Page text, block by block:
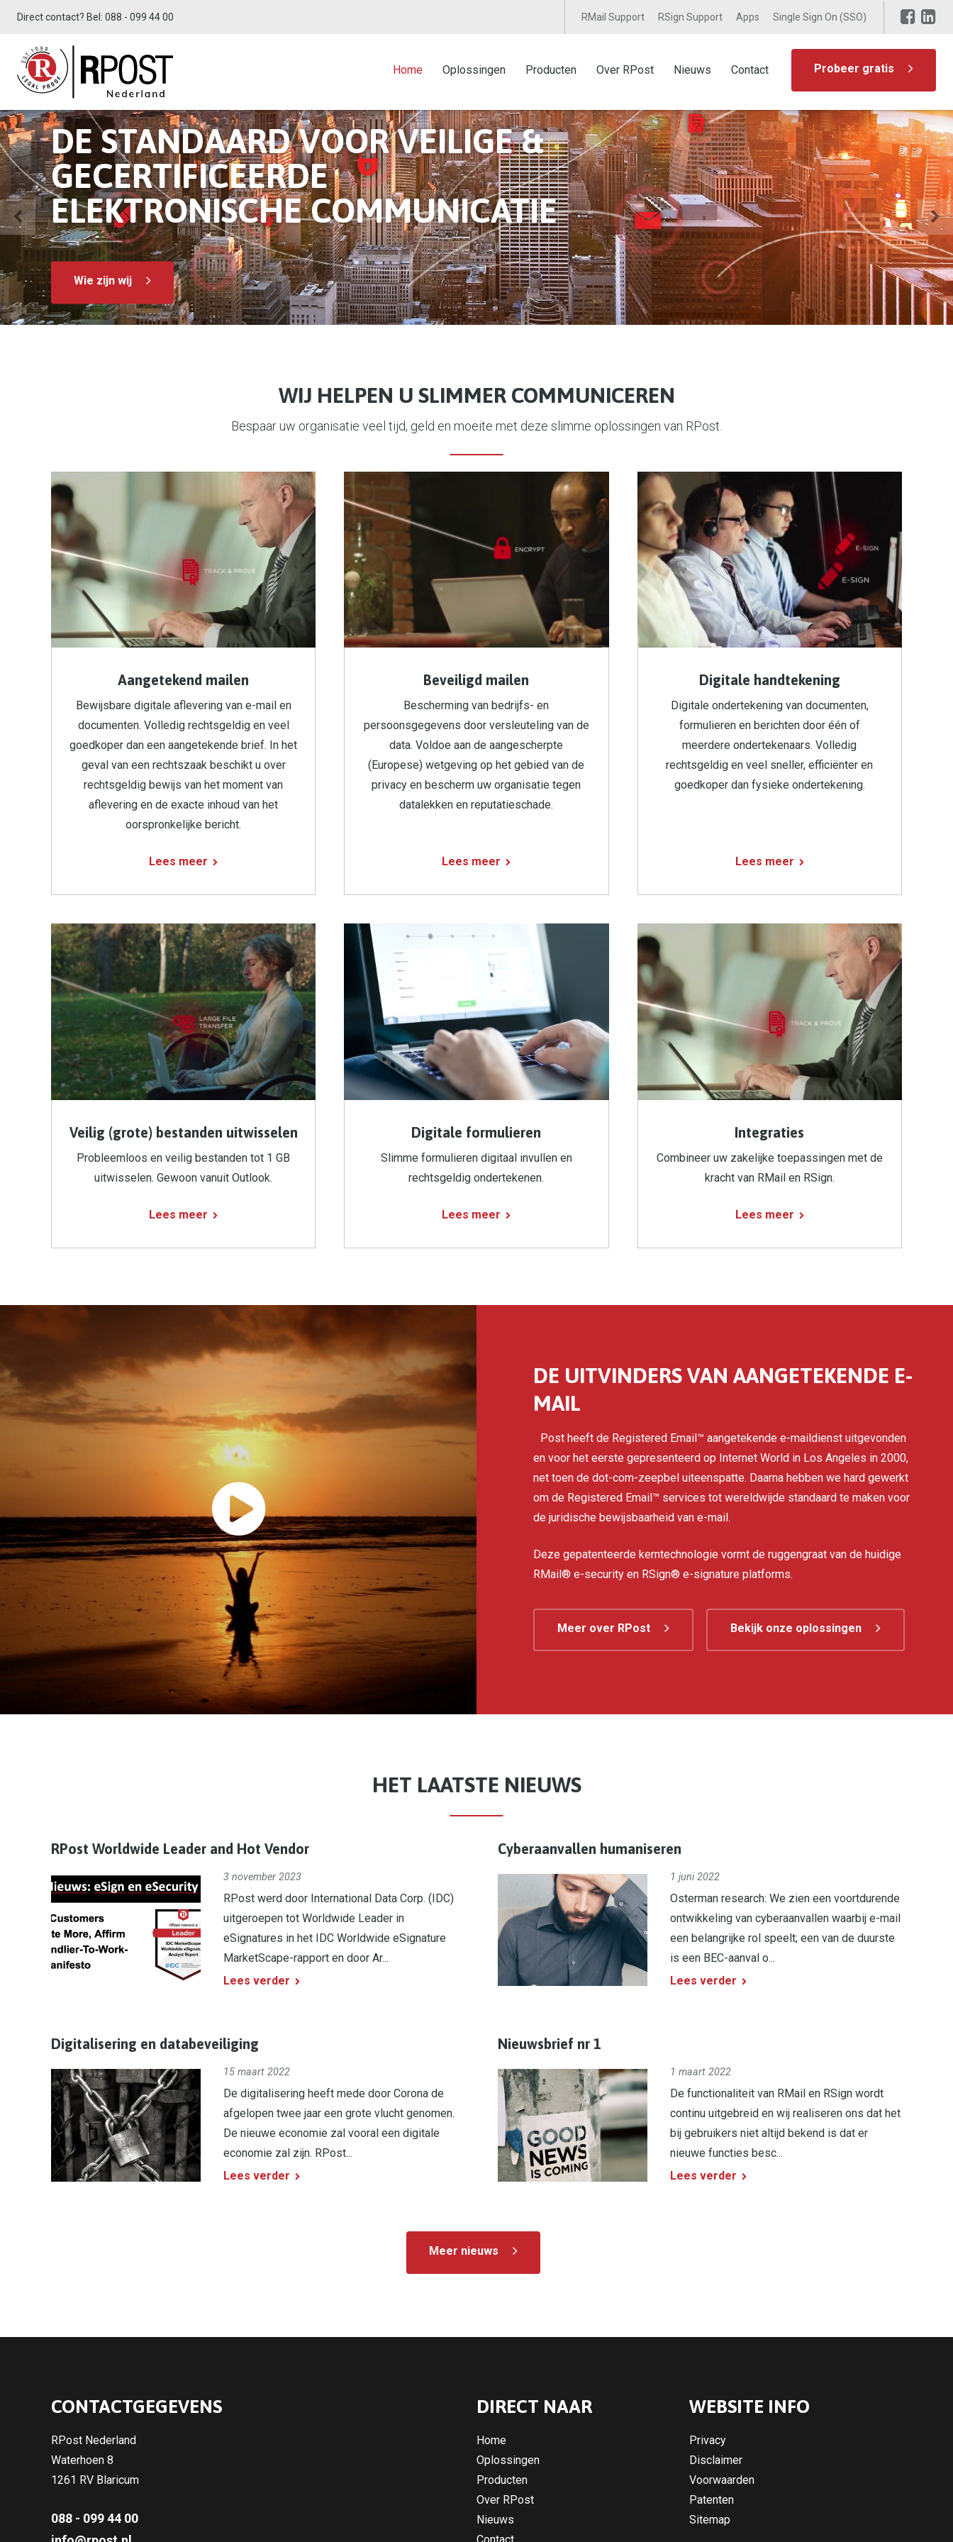
Direct contact? Bel: 088 - 099 44 00 RMail Support RSign Support Apps Single Sign On (SSO)
Home Oplossingen Producten Over RPost Nieuws Contact Probeer gratis
WIJ HELPEN U SLIMMER COMMUNICEREN
Bespaar uw organisatie veel tijd, geld en moeite met deze slimme oplossingen van RPost.
Aangetekend mailen
Bewijsbare digitale aflevering van e-mail en
documenten. Volledig rechtsgeldig en veel
goedkoper dan een aangetekende brief. In het
geval van een rechtszaak beschikt u over
rechtsgeldig bewijs van het moment van
aflevering en de exacte inhoud van het
oorspronkelijke bericht.
Lees meer
Beveiligd mailen
Bescherming van bedrijfs- en
persoonsgegevens door versleuteling van de
data. Voldoe aan de aangescherpte
(Europese) wetgeving op het gebied van de
privacy en bescherm uw organisatie tegen
datalekken en reputatieschade.
Lees meer
Digitale handtekening
Digitale ondertekening van documenten,
formulieren en berichten door één of
meerdere ondertekenaars. Volledig
rechtsgeldig en veel sneller, efficiënter en
goedkoper dan fysieke ondertekening.
Lees meer
Veilig (grote) bestanden uitwisselen
Probleemloos en veilig bestanden tot 1 GB
uitwisselen. Gewoon vanuit Outlook.
Lees meer
Digitale formulieren
Slimme formulieren digitaal invullen en
rechtsgeldig ondertekenen.
Lees meer
Integraties
Combineer uw zakelijke toepassingen met de
kracht van RMail en RSign.
Lees meer
DE UITVINDERS VAN AANGETEKENDE E-
MAIL
Post heeft de Registered Email™ aangetekende e-maildienst uitgevonden
en voor het eerste gepresenteerd op Internet World in Los Angeles in 2000,
net toen de dot-com-zeepbel uiteenspatte. Daarna hebben we hard gewerkt
om de Registered Email™ services tot wereldwijde standaard te maken voor
de juridische bewijsbaarheid van e-mail.
Deze gepatenteerde kerntechnologie vormt de ruggengraat van de huidige
RMail® e-security en RSign® e-signature platforms.
Meer over RPost Bekijk onze oplossingen
HET LAATSTE NIEUWS
RPost Worldwide Leader and Hot Vendor
3 november 2023
RPost werd door International Data Corp. (IDC)
uitgeroepen tot Worldwide Leader in
eSignatures in het IDC Worldwide eSignature
MarketScape-rapport en door Ar...
Lees verder
Cyberaanvallen humaniseren
1 juni 2022
Osterman research: We zien een voortdurende
ontwikkeling van cyberaanvallen waarbij e-mail
een belangrijke rol speelt; een van de duurste
is een BEC-aanval o...
Lees verder
Digitalisering en databeveiliging
15 maart 2022
De digitalisering heeft mede door Corona de
afgelopen twee jaar een grote vlucht genomen.
De nieuwe economie zal vooral een digitale
economie zal zijn. RPost...
Lees verder
Nieuwsbrief nr 1
1 maart 2022
De functionaliteit van RMail en RSign wordt
continu uitgebreid en wij realiseren ons dat het
bij gebruikers niet altijd bekend is dat er
nieuwe functies besc...
Lees verder
Meer nieuws
CONTACTGEGEVENS
RPost Nederland
Waterhoen 8
1261 RV Blaricum
088 - 099 44 00
DIRECT NAAR
Home
Oplossingen
Producten
Over RPost
Nieuws
WEBSITE INFO
Privacy
Disclaimer
Voorwaarden
Patenten
Sitemap